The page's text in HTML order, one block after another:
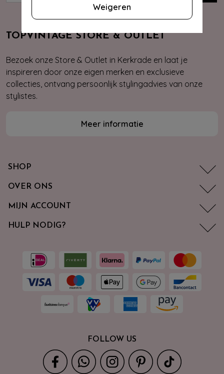
Weigeren
TOPVINTAGE STORE & OUTLET
Bezoek onze Store & Outlet in Kerkrade en laat je
inspireren door onze eigen merken en exclusieve
collecties, ontvang persoonlijk stylingadvies van onze
stylistes.
Meer informatie
SHOP
OVER ONS
MIJN ACCOUNT
HULP NODIG?
FOLLOW US